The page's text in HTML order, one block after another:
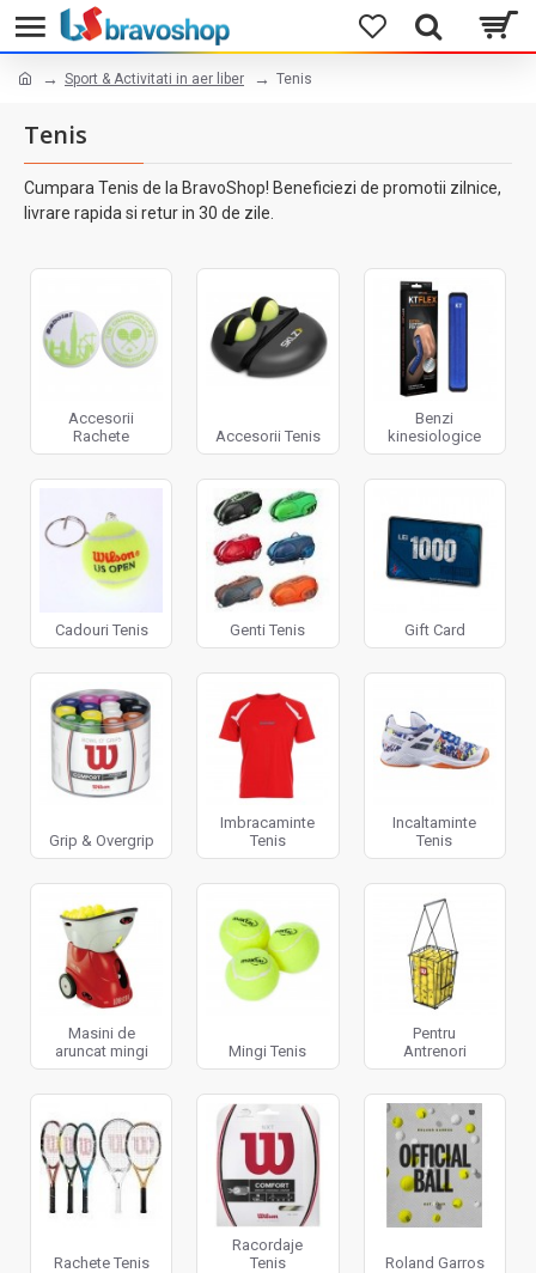
Sport & Activitati in aer liber Tenis
Tenis
Cumpara Tenis de la BravoShop! Beneficiezi de promotii zilnice,
livrare rapida si retur in 30 de zile.
Accesorii
Rachete
Accesorii Tenis
Benzi
kinesiologice
Cadouri Tenis Genti Tenis Gift Card
Grip & Overgrip
Imbracaminte
Tenis
Incaltaminte
Tenis
Masini de
aruncat mingi
Mingi Tenis
Pentru
Antrenori
Rachete Tenis
Racordaje
Tenis
Roland Garros